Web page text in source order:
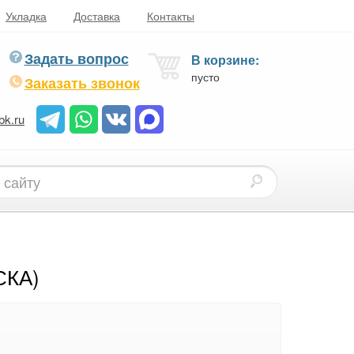
Укладка Доставка Контакты
Задать вопрос
Заказать звонок
В корзине:
пусто